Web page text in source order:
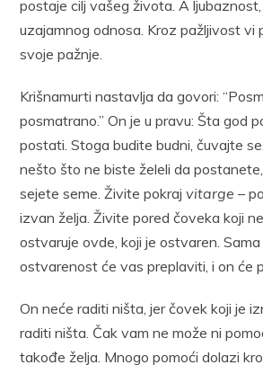
postaje cilj vašeg života. A
uzajamnog odnosa. Kroz pažljivost
svoje pažnje.
Krišnamurti nastavlja da govori:
posmatrano.” On je u pravu: Šta god
postati. Stoga budite budni, čuvajte
nešto što ne biste želeli da
sejete seme. Živite pokrajvitarge–
izvan želja. Živite pored čoveka koji
ostvaruje ovde, koji je ostvaren.
ostvarenost će vas preplaviti, i on će
On neće raditi ništa, jer čovek koji je
raditi ništa. Čak vam ne može ni
takođe želja. Mnogo pomoći dolazi